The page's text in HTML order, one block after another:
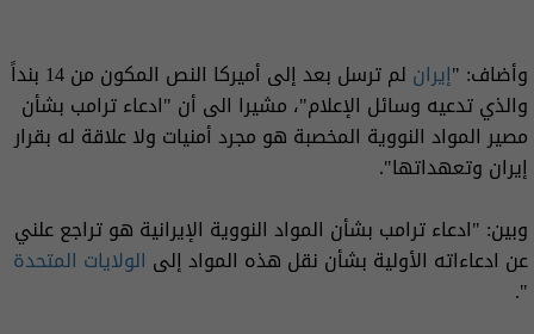
وأضاف: "إيران
لم ترسل بعد إلى أميركا النص المكون من 14 بنداً
والذي تدعيه وسائل الإعلام"، مشيرا الى أن "ادعاء ترامب بشأن
مصير المواد النووية المخصبة هو مجرد أمنيات ولا علاقة له بقرار
إيران وتعهداتها".
وبين: "ادعاء ترامب بشأن المواد النووية الإيرانية هو تراجع علني
عن ادعاءاته الأولية بشأن نقل هذه المواد إلى الولايات المتحدة
".